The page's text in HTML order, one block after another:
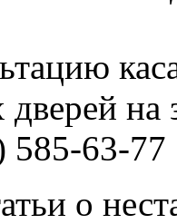
на
585-63-77
о